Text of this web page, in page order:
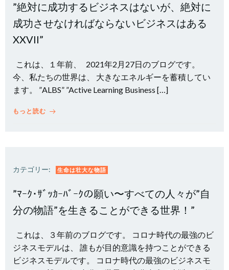
”絶対に成功するビジネスはないが、絶対に
成功させなければならないビジネスはある
XXVII”
これは、１年前、 2021年2月27日のブログです。
今、私たちの世界は、 大きなエネルギーを蓄積してい
ます。 ”ALBS” ”Active Learning Business […]
もっと読む
カテゴリー: 生命は壮大な物語
”ﾏｰｸ･ｻﾞｯｶｰﾊﾞｰｸの願い〜すべての人々が”自
分の物語”を生きることができる世界！”
これは、３年前のブログです。 コロナ時代の最強のビ
ジネスモデルは、 誰もが目的意識を持つことができる
ビジネスモデルです。 コロナ時代の最強のビジネスモ